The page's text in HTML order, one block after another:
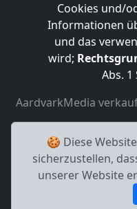
Cookies und/
Informationen
und das
wird;
Abs. 1
AardvarkMedia
🍪 Diese
sicherzustellen,
unserer Website